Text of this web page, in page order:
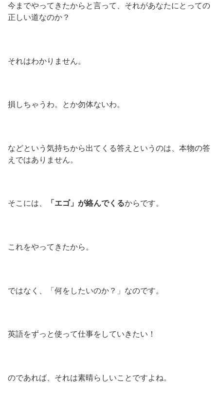
今までやってきたからと言って、それがあなたにとっての
正しい道なのか？
それはわかりません。
損しちゃうわ。とか勿体ないわ。
などという気持ちから出てくる答えというのは、本物の答
えではありません。
そこには、 「エゴ」が絡んでくるからです。
これをやってきたから。
ではなく、「何をしたいのか？」なのです。
英語をずっと使って仕事をしていきたい！
のであれば、それは素晴らしいことですよね。